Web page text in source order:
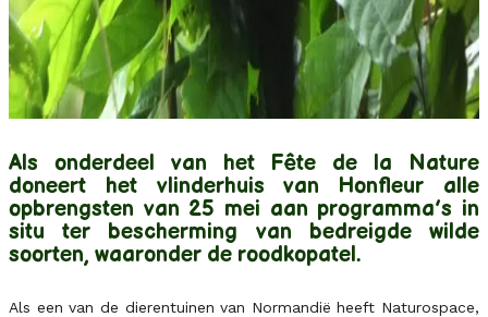
Als onderdeel van het Fête de la Nature
doneert het vlinderhuis van Honfleur alle
opbrengsten van 25 mei aan programma’s in
situ ter bescherming van bedreigde wilde
soorten, waaronder de roodkopatel.
Als een van de dierentuinen van Normandië heeft Naturospace,